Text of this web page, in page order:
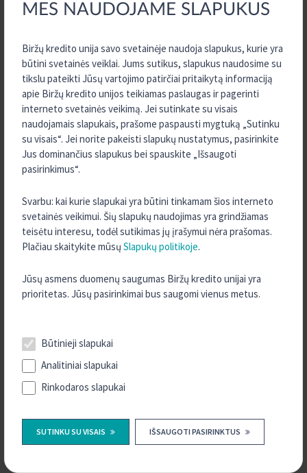
MES NAUDOJAME SLAPUKUS
Biržų kredito unija savo svetainėje naudoja slapukus, kurie yra
būtini svetainės veiklai. Jums sutikus, slapukus naudosime su
tikslu pateikti Jūsų vartojimo patirčiai pritaikytą informaciją
apie Biržų kredito unijos teikiamas paslaugas ir pagerinti
interneto svetainės veikimą. Jei sutinkate su visais
naudojamais slapukais, prašome paspausti mygtuką „Sutinku
su visais“. Jei norite pakeisti slapukų nustatymus, pasirinkite
Jus dominančius slapukus bei spauskite „Išsaugoti
pasirinkimus“.
Svarbu: kai kurie slapukai yra būtini tinkamam šios interneto
svetainės veikimui. Šių slapukų naudojimas yra grindžiamas
teisėtu interesu, todėl sutikimas jų įrašymui nėra prašomas.
Plačiau skaitykite mūsų Slapukų politikoje.
Jūsų asmens duomenų saugumas Biržų kredito unijai yra
prioritetas. Jūsų pasirinkimai bus saugomi vienus metus.
Būtinieji slapukai
Analitiniai slapukai
Rinkodaros slapukai
SUTINKU SU VISAIS IŠSAUGOTI PASIRINKTUS
2024 m. Rugpjūtis
2023 m. Gruodis
2023 m. Rugpjūtis
2023 m. Liepa
2023 m. Birželis
2023 m. Vasaris
2022 m. Gruodis
2022 m. Lapkritis
2022 m. Rugpjūtis
2022 m. Gegužė
2022 m. Kovas
2022 m. Vasaris
2022 m. Sausis
2021 m. Spalis
2021 m. Rugsėjis
2021 m. Rugpjūtis
2021 m. Liepa
2021 m. Birželis
2021 m. Gegužė